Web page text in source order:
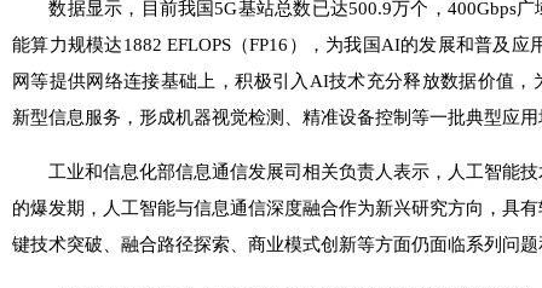
数据显示，目前我国5G基站总数已达500.9万个，400Gbps广
能算力规模达1882 EFLOPS（FP16），为我国AI的发展和普及应
网等提供网络连接基础上，积极引入AI技术充分释放数据价值，
新型信息服务，形成机器视觉检测、精准设备控制等一批典型应
工业和信息化部信息通信发展司相关负责人表示，人工智能技
的爆发期，人工智能与信息通信深度融合作为新兴研究方向，具
键技术突破、融合路径探索、商业模式创新等方面仍面临系列问